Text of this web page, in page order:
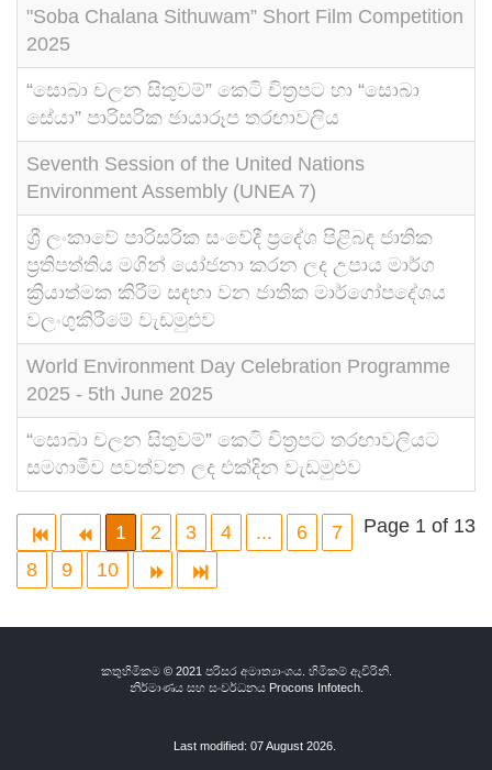
"Soba Chalana Sithuwam” Short Film Competition
2025
“සොබා චලන සිතුවම්” කෙටි චිත්‍රපට හා “සොබා
සේයා” පාරිසරික ඡායාරූප තරඟාවලිය
Seventh Session of the United Nations
Environment Assembly (UNEA 7)
ශ්‍රී ලංකාවේ පාරිසරික සංවේදී ප්‍රදේශ පිළිබඳ ජාතික
ප්‍රතිපත්තිය මගින් යෝජනා කරන ලද උපාය මාර්ග
ක්‍රියාත්මක කිරීම සඳහා වන ජාතික මාර්ගෝපදේශය
වලංගුකිරීමේ වැඩමුළුව
World Environment Day Celebration Programme
2025 - 5th June 2025
“සොබා චලන සිතුවම්” කෙටි චිත්‍රපට තරඟාවලියට
සමගාමීව පවත්වන ලද එක්දින වැඩමුළුව
Page 1 of 13
1 2 3 4 ... 6
7
8
9 10
කතුහිමිකම © 2021 පරිසර අමාත්‍යාංශය. හිමිකම් ඇවිරිනි.
නිර්මාණය සහ සංවර්ධනය Procons Infotech.
Last modified: 07 August 2026.